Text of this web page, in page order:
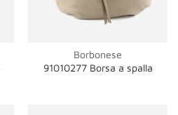
Borbonese
91010277 Borsa a spalla